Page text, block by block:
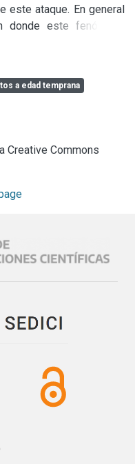
este ataque. En general
donde este fenómeno
pilotes de puentes,
de sulfato (si las hay)
fue construida. Sin
nivel laboratorio para
frente al ataque de los
previo de las probetas
de sulfato. En este
cemento mezcla con
illíticas para controlar el
a la edad de 1 año
fueron evaluados
“SEM-EDS plots” o
para distintas
de los compuestos
que la adición de 30%
con alto contenido
de los sulfatos sin
a edad temprana
Creative Commons